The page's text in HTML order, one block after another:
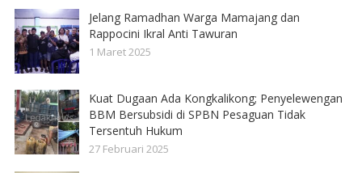
Jelang Ramadhan Warga Mamajang dan
Rappocini Ikral Anti Tawuran
1 Maret 2025
Kuat Dugaan Ada Kongkalikong; Penyelewengan
BBM Bersubsidi di SPBN Pesaguan Tidak
Tersentuh Hukum
27 Februari 2025